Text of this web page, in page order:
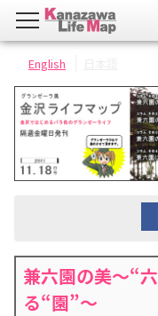
English
兼六園の美～“
る“園”～